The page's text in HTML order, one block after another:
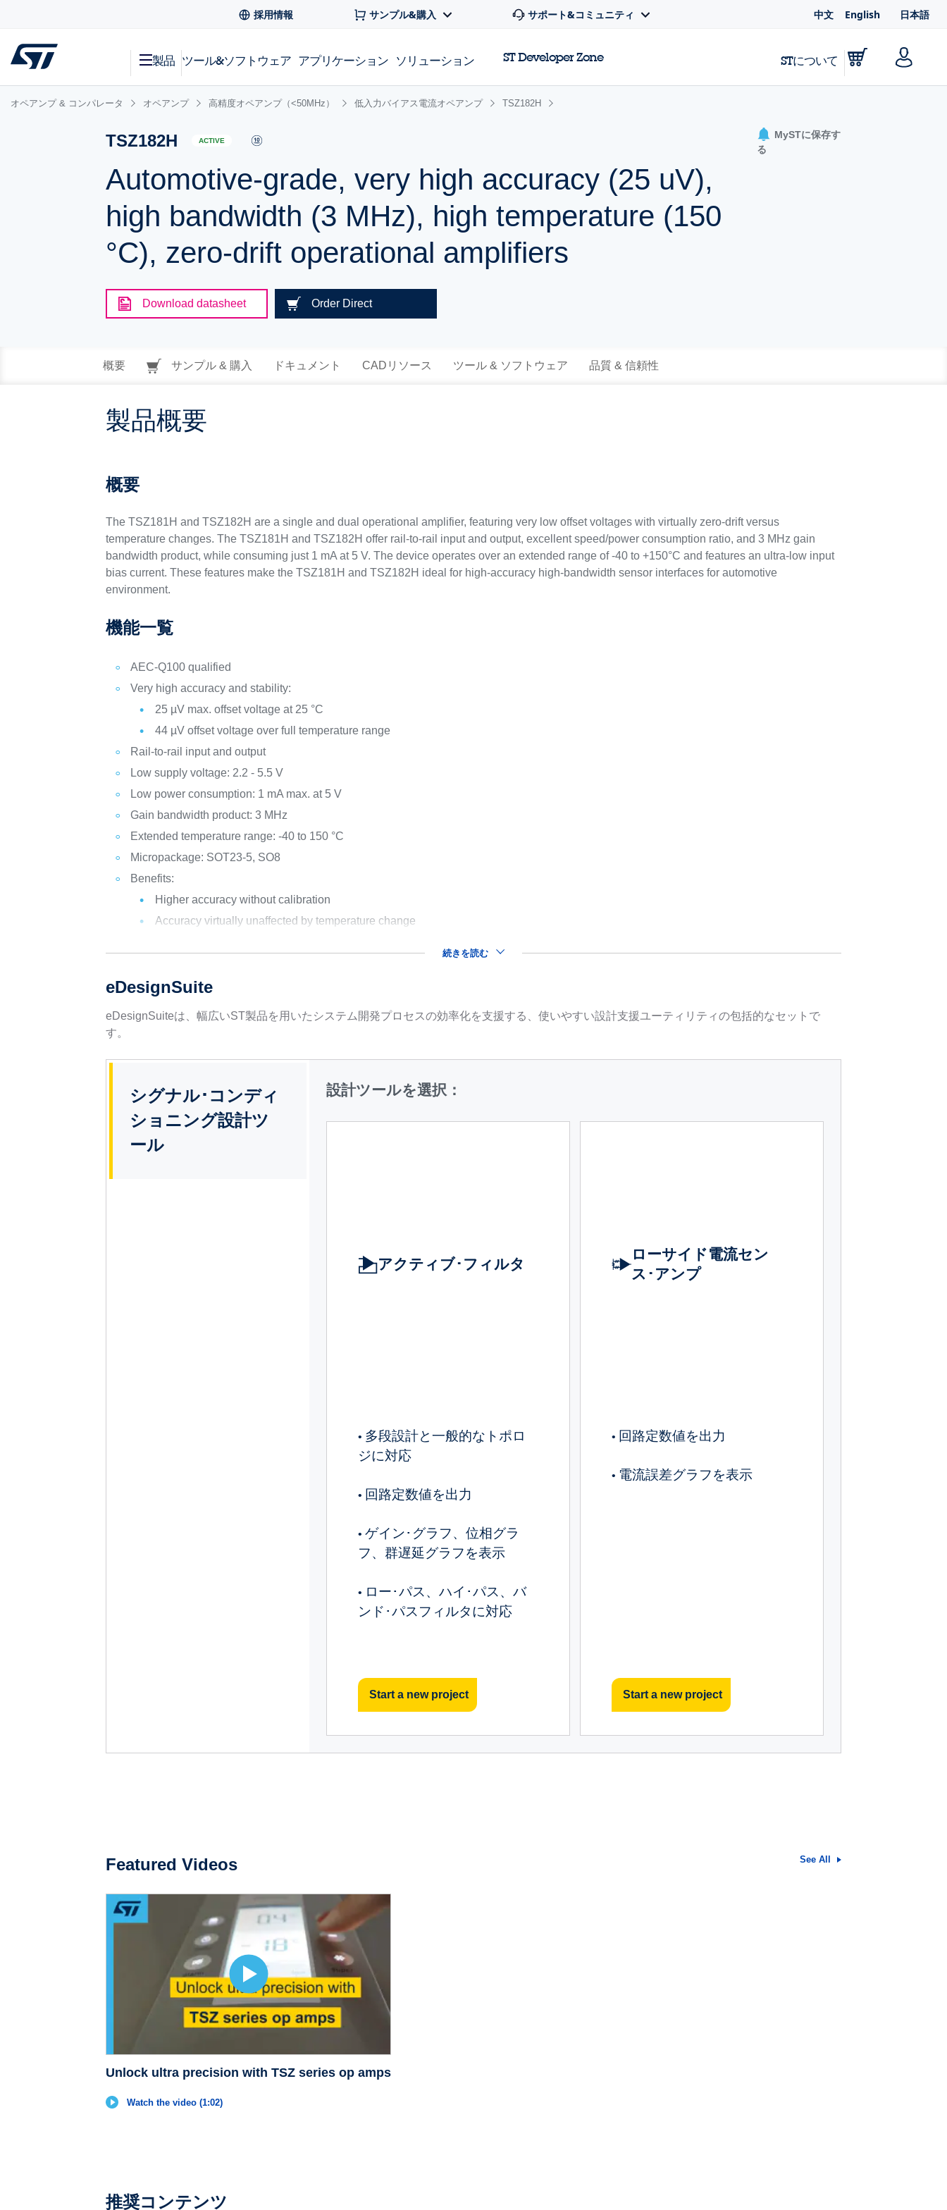
採用情報 サンプル&購入 サポート&コミュニティ 中文 English 日本語
製品 ツール&ソフトウェア アプリケーション ソリューション ST Developer Zone STについて
オペアンプ & コンパレータ オペアンプ 高精度オペアンプ（<50MHz） 低入力バイアス電流オペアンプ TSZ182H
TSZ182H ACTIVE
Automotive-grade, very high accuracy (25 uV),
high bandwidth (3 MHz), high temperature (150
°C), zero-drift operational amplifiers
MySTに保存す
る
Download datasheet Order Direct
概要 サンプル & 購入 ドキュメント CADリソース ツール & ソフトウェア 品質 & 信頼性
製品概要
概要
The TSZ181H and TSZ182H are a single and dual operational amplifier, featuring very low offset voltages with virtually zero-drift versus
temperature changes. The TSZ181H and TSZ182H offer rail-to-rail input and output, excellent speed/power consumption ratio, and 3 MHz gain
bandwidth product, while consuming just 1 mA at 5 V. The device operates over an extended range of -40 to +150°C and features an ultra-low input
bias current. These features make the TSZ181H and TSZ182H ideal for high-accuracy high-bandwidth sensor interfaces for automotive
environment.
機能一覧
AEC-Q100 qualified
Very high accuracy and stability:
25 µV max. offset voltage at 25 °C
44 µV offset voltage over full temperature range
Rail-to-rail input and output
Low supply voltage: 2.2 - 5.5 V
Low power consumption: 1 mA max. at 5 V
Gain bandwidth product: 3 MHz
Extended temperature range: -40 to 150 °C
Micropackage: SOT23-5, SO8
Benefits:
Higher accuracy without calibration
Accuracy virtually unaffected by temperature change
続きを読む
eDesignSuite
eDesignSuiteは、幅広いST製品を用いたシステム開発プロセスの効率化を支援する、使いやすい設計支援ユーティリティの包括的なセットで
す。
シグナル･コンディ
ショニング設計ツ
ール
設計ツールを選択：
アクティブ･フィルタ
• 多段設計と一般的なトポロ
ジに対応
• 回路定数値を出力
•ゲイン･グラフ、位相グラ
フ、群遅延グラフを表示
• ロー･パス、ハイ･パス、バ
ンド･パスフィルタに対応
Start a new project
ローサイド電流セン
ス･アンプ
• 回路定数値を出力
• 電流誤差グラフを表示
Start a new project
Featured Videos See All
Unlock ultra precision with TSZ series op amps
Watch the video (1:02)
推奨コンテンツ